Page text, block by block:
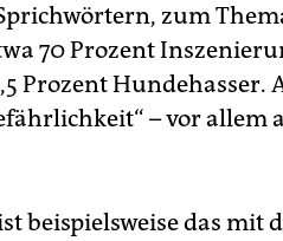
zum
70 Prozent
Prozent Hundehasser.
– vor allem
beispielsweise das mit